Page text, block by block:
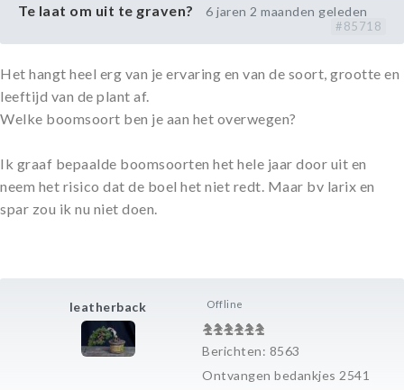
Te laat om uit te graven? 6 jaren 2 maanden geleden
#85718
leatherback Offline
Berichten: 8563
Ontvangen bedankjes 2541
Het hangt heel erg van je ervaring en van de soort, grootte en
leeftijd van de plant af.
Welke boomsoort ben je aan het overwegen?
Ik graaf bepaalde boomsoorten het hele jaar door uit en
neem het risico dat de boel het niet redt. Maar bv larix en
spar zou ik nu niet doen.